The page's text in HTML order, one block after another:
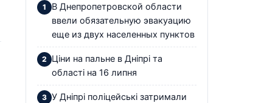
В Днепропетровской области
ввели обязательную эвакуацию
еще из двух населенных пунктов
Ціни на пальне в Дніпрі та
області на 16 липня
У Дніпрі поліцейські затримали